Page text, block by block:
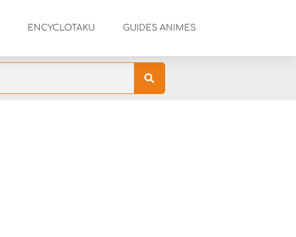
ENCYCLOTAKU GUIDES ANIMES